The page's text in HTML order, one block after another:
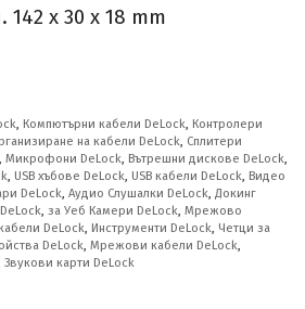
x 30 x 18 mm
Компютърни кабели DeLock
Контролери
на кабели DeLock
Сплитери
Микрофони DeLock Вътрешни дискове DeLock
USB хъбове DeLock USB кабели DeLock
Видео
DeLock Аудио Слушалки DeLock
Докинг
за Уеб Камери DeLock Мрежово
DeLock Инструменти DeLock
Четци за
DeLock Мрежови кабели DeLock
Звукови карти DeLock